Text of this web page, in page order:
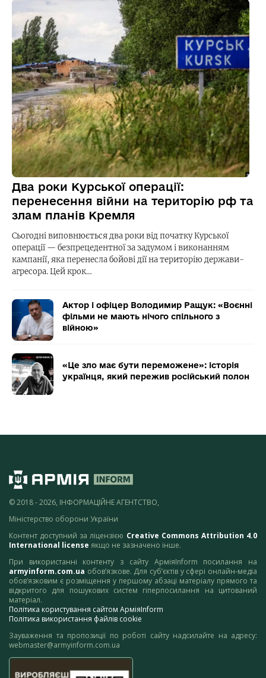
Два роки Курської операції:
перенесення війни на територію рф та
злам планів Кремля
Сьогодні виповнюється два роки від початку Курської
операції — безпрецедентної за задумом і виконанням
кампанії, яка перенесла бойові дії на територію держави-
агресора. Цей крок…
Актор і офіцер Володимир Ращук: «Воєнні
фільми не мають нічого спільного з
війною»
«Це зло має бути переможене»: історія
українця, який пережив російський полон
© 2018 - 2026, ІНФОРМАЦІЙНЕ АГЕНТСТВО,
Міністерство оборони України
Контент доступний за ліцензією Creative Commons Attribution 4.0
International license якщо не зазначено інше.
При використанні контенту з сайту АрміяInform посилання на
armyinform.com.ua обов’язкове. Для суб’єктів у сфері онлайн-медіа
обов’язковим є розміщення у першому абзаці матеріалу прямого та
відкритого для пошукових систем гіперпосилання на цитований
матеріал.
Політика користування сайтом АрміяInform
Політика використання файлів cookie
Зауваження та пропозиції по роботі сайту надсилайте на адресу:
webmaster@armyinform.com.ua